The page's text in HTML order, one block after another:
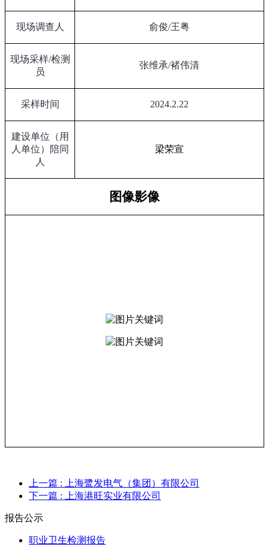
现场调查人 俞俊/王粤
现场采样/检测
员
张维承/褚伟清
采样时间 2024.2.22
建设单位（用
人单位）陪同
人
梁荣宣
图像影像
上一篇 : 上海鹭发电气（集团）有限公司
下一篇 : 上海港旺实业有限公司
报告公示
职业卫生检测报告